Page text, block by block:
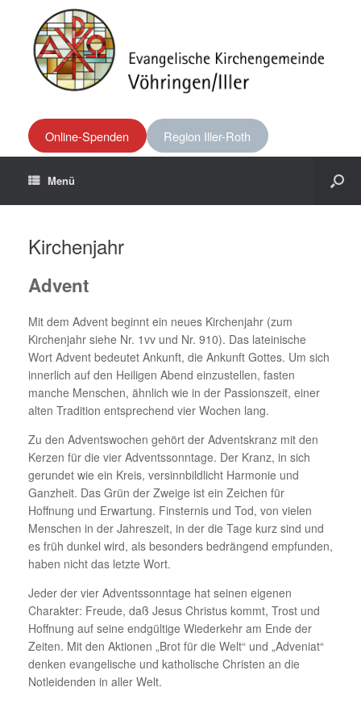
Online-Spenden Region Iller-Roth
Menü
Kirchenjahr
Advent
Mit dem Advent beginnt ein neues Kirchenjahr (zum
Kirchenjahr siehe Nr. 1vv und Nr. 910). Das lateinische
Wort Advent bedeutet Ankunft, die Ankunft Gottes. Um sich
innerlich auf den Heiligen Abend einzustellen, fasten
manche Menschen, ähnlich wie in der Passionszeit, einer
alten Tradition entsprechend vier Wochen lang.
Zu den Adventswochen gehört der Adventskranz mit den
Kerzen für die vier Adventssonntage. Der Kranz, in sich
gerundet wie ein Kreis, versinnbildlicht Harmonie und
Ganzheit. Das Grün der Zweige ist ein Zeichen für
Hoffnung und Erwartung. Finsternis und Tod, von vielen
Menschen in der Jahreszeit, in der die Tage kurz sind und
es früh dunkel wird, als besonders bedrängend empfunden,
haben nicht das letzte Wort.
Jeder der vier Adventssonntage hat seinen eigenen
Charakter: Freude, daß Jesus Christus kommt, Trost und
Hoffnung auf seine endgültige Wiederkehr am Ende der
Zeiten. Mit den Aktionen „Brot für die Welt“ und „Adveniat“
denken evangelische und katholische Christen an die
Notleidenden in aller Welt.